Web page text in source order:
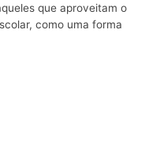
que aproveitam o
como uma forma